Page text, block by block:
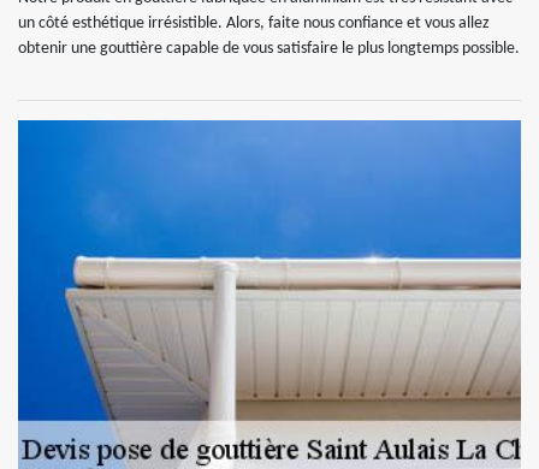
un côté esthétique irrésistible. Alors, faite nous confiance et vous allez
obtenir une gouttière capable de vous satisfaire le plus longtemps possible.